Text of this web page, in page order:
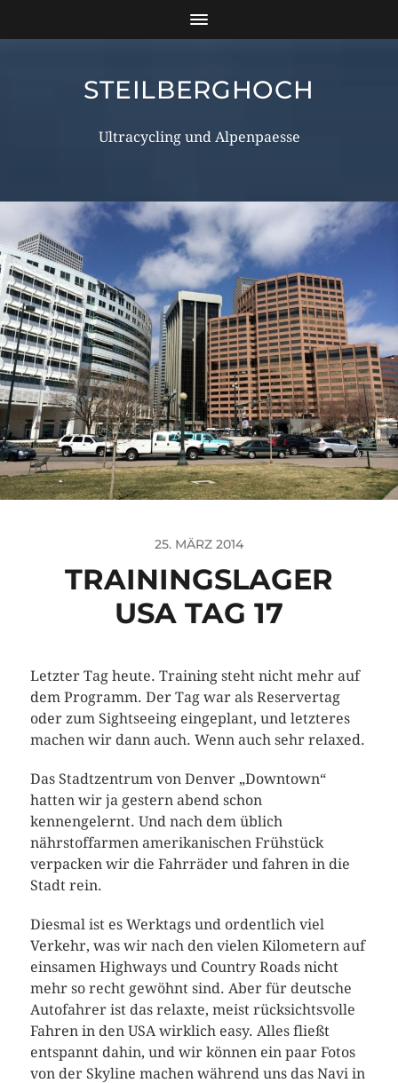
STEILBERGHOCH
Ultracycling und Alpenpaesse
25. MÄRZ 2014
TRAININGSLAGER
USA TAG 17
Letzter Tag heute. Training steht nicht mehr auf
dem Programm. Der Tag war als Reservertag
oder zum Sightseeing eingeplant, und letzteres
machen wir dann auch. Wenn auch sehr relaxed.
Das Stadtzentrum von Denver „Downtown“
hatten wir ja gestern abend schon
kennengelernt. Und nach dem üblich
nährstoffarmen amerikanischen Frühstück
verpacken wir die Fahrräder und fahren in die
Stadt rein.
Diesmal ist es Werktags und ordentlich viel
Verkehr, was wir nach den vielen Kilometern auf
einsamen Highways und Country Roads nicht
mehr so recht gewöhnt sind. Aber für deutsche
Autofahrer ist das relaxte, meist rücksichtsvolle
Fahren in den USA wirklich easy. Alles fließt
entspannt dahin, und wir können ein paar Fotos
von der Skyline machen während uns das Navi in